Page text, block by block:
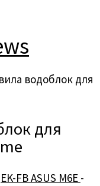
водоблок для
для
EK-FB ASUS M6E -